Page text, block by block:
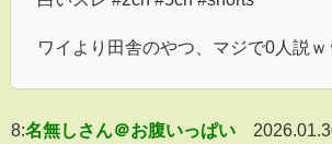
ワイより田舎のやつ、マジで0人説ｗ
8:名無しさん＠お腹いっぱい